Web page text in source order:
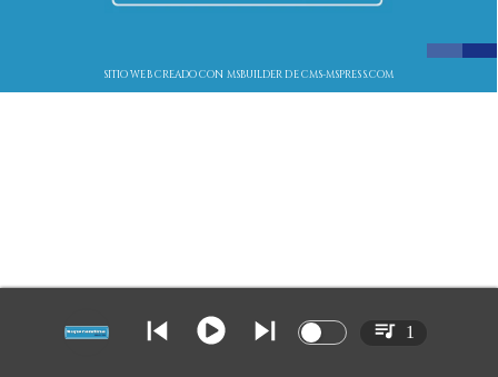
SITIO WEB CREADO CON MSBUILDER DE CMS-MSPRESS.COM
1